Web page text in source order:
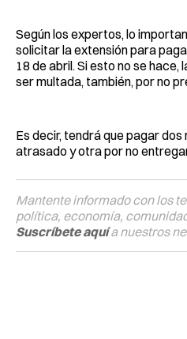
Según los expertos, lo
solicitar la extensión para
18 de abril. Si esto no se
ser multada, también, por no
Es decir, tendrá que pagar dos
atrasado y otra por no
Mantente informado con los
política, economía,
Suscríbete aquía nuestros